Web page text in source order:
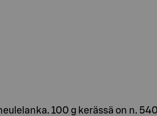
100 g kerässä on n.